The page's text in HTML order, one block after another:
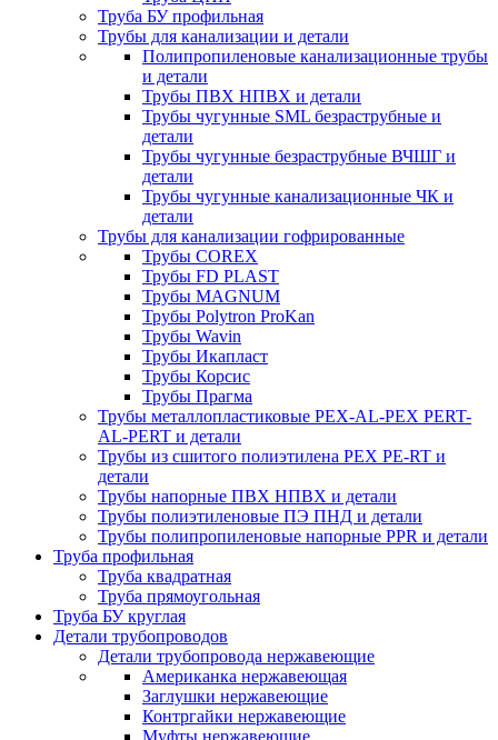
Труба БУ профильная
Трубы для канализации и детали
Полипропиленовые канализационные трубы
и детали
Трубы ПВХ НПВХ и детали
Трубы чугунные SML безраструбные и
детали
Трубы чугунные безраструбные ВЧШГ и
детали
Трубы чугунные канализационные ЧК и
детали
Трубы для канализации гофрированные
Трубы COREX
Трубы FD PLAST
Трубы MAGNUM
Трубы Polytron ProKan
Трубы Wavin
Трубы Икапласт
Трубы Корсис
Трубы Прагма
Трубы металлопластиковые PEX-AL-PEX PERT-
AL-PERT и детали
Трубы из сшитого полиэтилена PEX PE-RT и
детали
Трубы напорные ПВХ НПВХ и детали
Трубы полиэтиленовые ПЭ ПНД и детали
Трубы полипропиленовые напорные PPR и детали
Труба профильная
Труба квадратная
Труба прямоугольная
Труба БУ круглая
Детали трубопроводов
Детали трубопровода нержавеющие
Американка нержавеющая
Заглушки нержавеющие
Контргайки нержавеющие
Муфты нержавеющие